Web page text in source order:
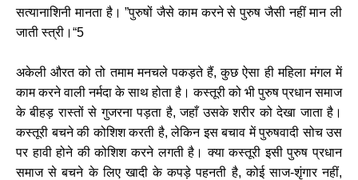
सत्यानाशिनी मानता है। ”पुरुषों जैसे काम करने से पुरुष जैसी नहीं मान ली
जाती स्त्री।“5
अकेली औरत को तो तमाम मनचले पकड़ते हैं, कुछ ऐसा ही महिला मंगल में
काम करने वाली नर्मदा के साथ होता है। कस्तूरी को भी पुरुष प्रधान समाज
के बीहड़ रास्तों से गुजरना पड़ता है, जहाँ उसके शरीर को देखा जाता है।
कस्तूरी बचने की कोशिश करती है, लेकिन इस बचाव में पुरुषवादी सोच उस
पर हावी होने की कोशिश करने लगती है। क्या कस्तूरी इसी पुरुष प्रधान
समाज से बचने के लिए खादी के कपड़े पहनती है, कोई साज-शृंगार नहीं,